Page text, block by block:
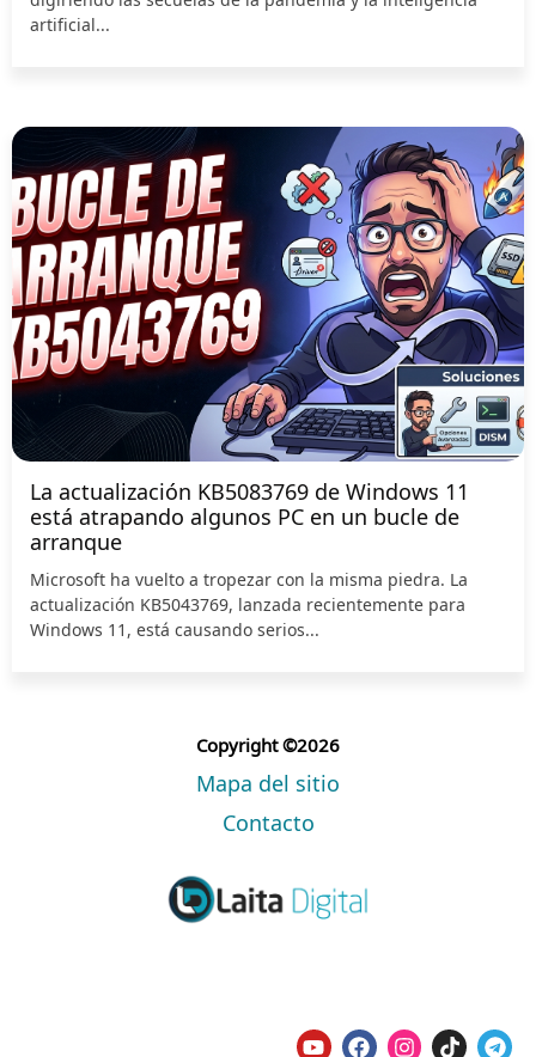
artificial...
La actualización KB5083769 de Windows 11
está atrapando algunos PC en un bucle de
arranque
Microsoft ha vuelto a tropezar con la misma piedra. La
actualización KB5043769, lanzada recientemente para
Windows 11, está causando serios...
Copyright ©2026
Mapa del sitio
Contacto